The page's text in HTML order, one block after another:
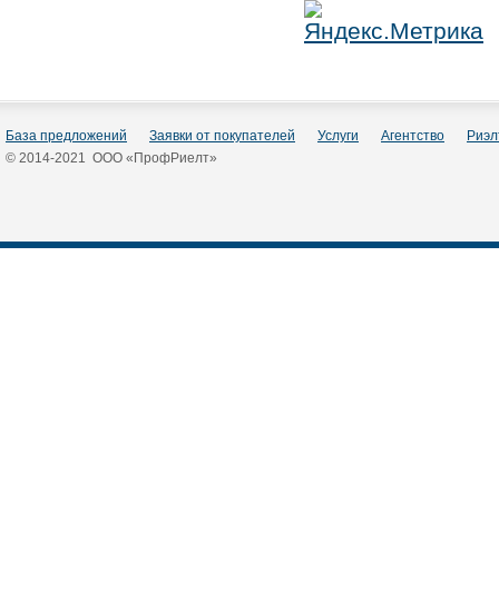
База предложений Заявки от покупателей Услуги Агентство
© 2014-2021 ООО «ПрофРиелт»